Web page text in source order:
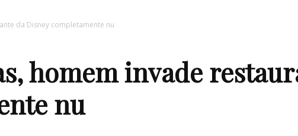
News
da Disney completamente nu
homem invade
nu